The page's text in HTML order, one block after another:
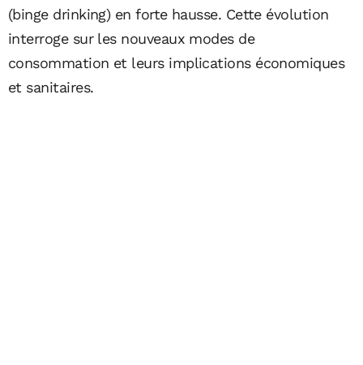
(binge drinking) en forte hausse. Cette évolution
interroge sur les nouveaux modes de
consommation et leurs implications économiques
et sanitaires.